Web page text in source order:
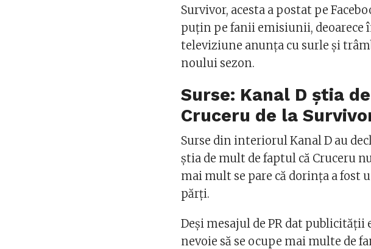
Survivor, acesta a postat pe
puțin pe fanii emisiunii, deoarece
televiziune anunța cu surle și
noului sezon.
Surse: Kanal D știa
Cruceru de la
Surse din interiorul Kanal D au
știa de mult de faptul că Cruceru
mai mult se pare că dorința a fost
părți.
Deși mesajul de PR dat publicității
nevoie să se ocupe mai multe de